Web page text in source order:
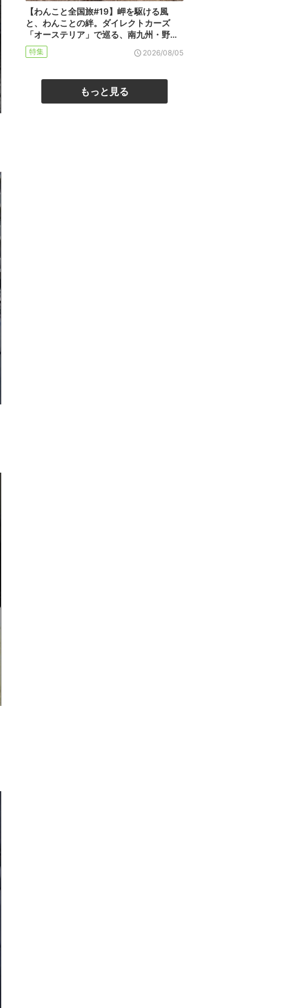
【わんこと全国旅#19】岬を駆ける風
と、わんことの絆。ダイレクトカーズ
「オーステリア」で巡る、南九州・野…
特集 2026/08/05
もっと見る